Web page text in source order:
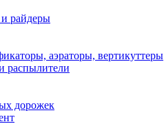
райдеры
аэраторы, вертикуттеры
распылители
дорожек